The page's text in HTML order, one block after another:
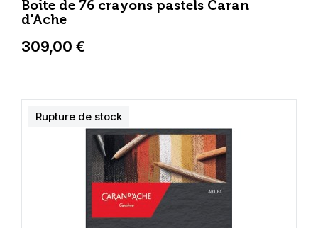
Boîte de 76 crayons pastels Caran
d'Ache
309,00 €
Rupture de stock